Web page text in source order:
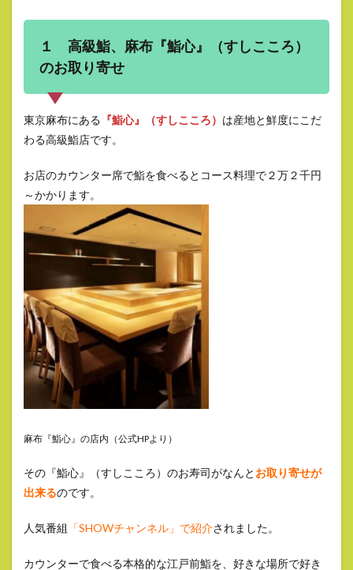
１ 高級鮨、麻布『鮨心』（すしこころ）
のお取り寄せ
東京麻布にある 『鮨心』（すしこころ） は産地と鮮度にこだ
わる高級鮨店です。
お店のカウンター席で鮨を食べるとコース料理で２万２千円
～かかります。
麻布『鮨心』の店内（公式HPより）
その『鮨心』（すしこころ）のお寿司がなんと お取り寄せが
出来るのです。
人気番組 「SHOWチャンネル」で紹介されました。
カウンターで食べる本格的な江戸前鮨を、好きな場所で好き